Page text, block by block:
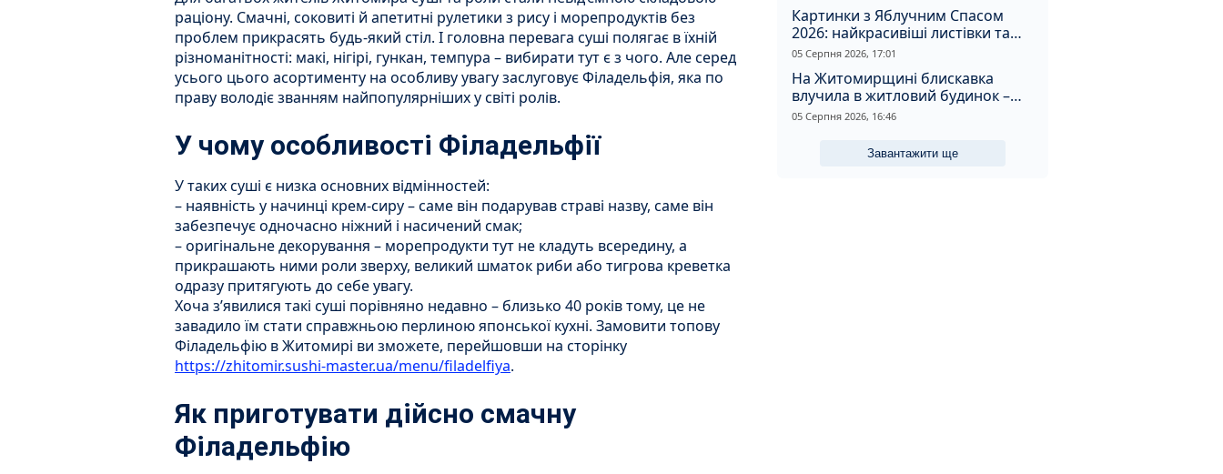
раціону. Смачні, соковиті й апетитні рулетики з рису і морепродуктів без
проблем прикрасять будь-який стіл. І головна перевага суші полягає в їхній
різноманітності: макі, нігірі, гункан, темпура – вибирати тут є з чого. Але серед
усього цього асортименту на особливу увагу заслуговує Філадельфія, яка по
праву володіє званням найпопулярніших у світі ролів.
У чому особливості Філадельфії
У таких суші є низка основних відмінностей:
– наявність у начинці крем-сиру – саме він подарував страві назву, саме він
забезпечує одночасно ніжний і насичений смак;
– оригінальне декорування – морепродукти тут не кладуть всередину, а
прикрашають ними роли зверху, великий шматок риби або тигрова креветка
одразу притягують до себе увагу.
Хоча з’явилися такі суші порівняно недавно – близько 40 років тому, це не
завадило їм стати справжньою перлиною японської кухні. Замовити топову
Філадельфію в Житомирі ви зможете, перейшовши на сторінку
https://zhitomir.sushi-master.ua/menu/filadelfiya.
Як приготувати дійсно смачну
Філадельфію
Картинки з Яблучним Спасом
2026: найкрасивіші листівки та
щирі привітання зі святом
05 Серпня 2026, 17:01
На Житомирщині блискавка
влучила в житловий будинок –
спалахнула пожежа
05 Серпня 2026, 16:46
Завантажити ще